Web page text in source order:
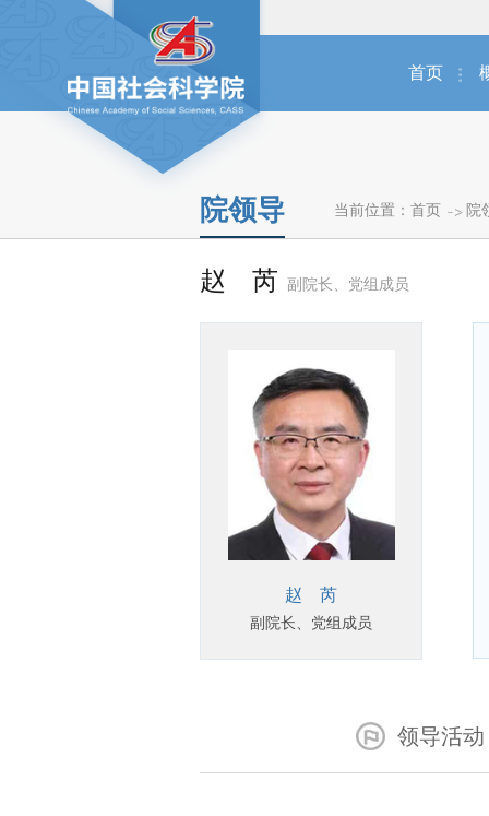
首页
院领导 当前位置： 首页 院
赵 芮 副院长、党组成员
赵 芮
副院长、党组成员
领导活动